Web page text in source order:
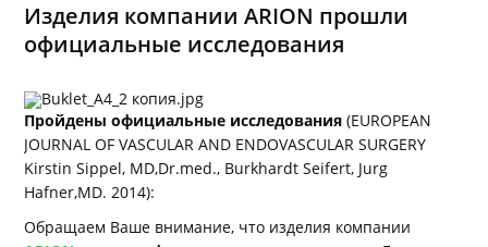
Изделия компании ARION прошли
официальные исследования
Пройдены официальные исследования (EUROPEAN
JOURNAL OF VASCULAR AND ENDOVASCULAR SURGERY
Kirstin Sippel, MD,Dr.med., Burkhardt Seifert, Jurg
Hafner,MD. 2014):
Обращаем Ваше внимание, что изделия компании